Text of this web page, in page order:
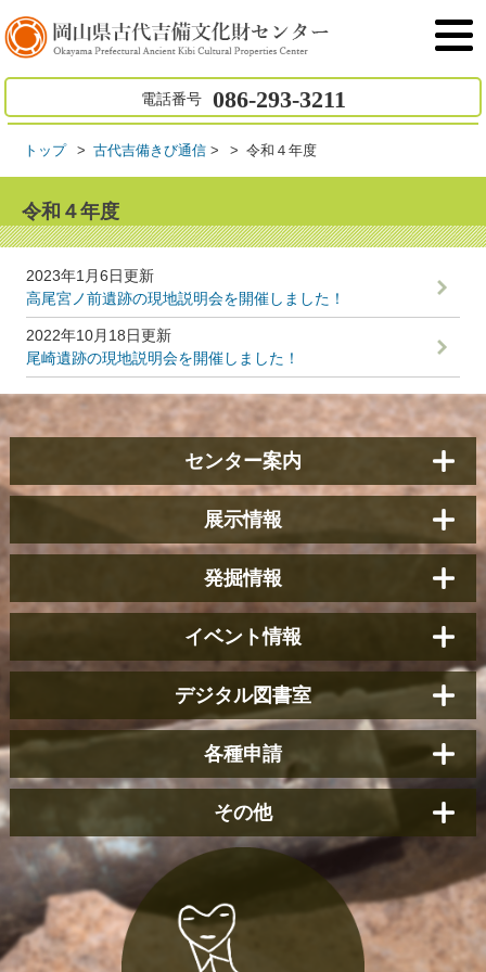
電話番号 086-293-3211
トップ 古代吉備きび通信> 令和４年度
令和４年度
2023年1月6日更新
高尾宮ノ前遺跡の現地説明会を開催しました！
2022年10月18日更新
尾崎遺跡の現地説明会を開催しました！
センター案内
展示情報
発掘情報
イベント情報
デジタル図書室
各種申請
その他